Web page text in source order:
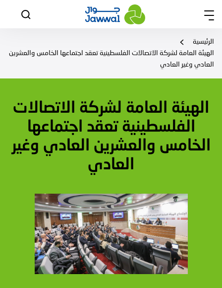
الرئيسية
الهيئة العامة لشركة الاتصالات الفلسطينية تعقد اجتماعها الخامس والعشرين
العادي وغير العادي
الهيئة العامة لشركة الاتصالات
الفلسطينية تعقد اجتماعها
الخامس والعشرين العادي وغير
العادي